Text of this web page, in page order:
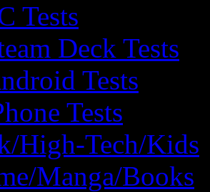
Tests
Deck Tests
Tests
Tests
High-Tech/Kids
Manga/Books